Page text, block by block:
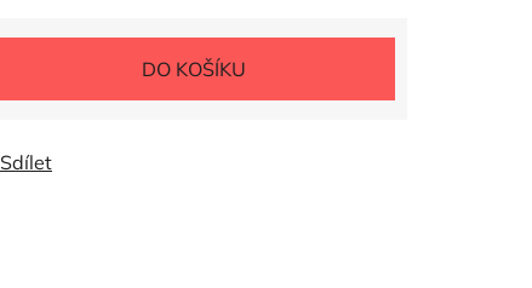
DO KOŠÍKU
Sdílet